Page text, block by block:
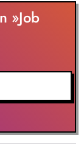
»Job